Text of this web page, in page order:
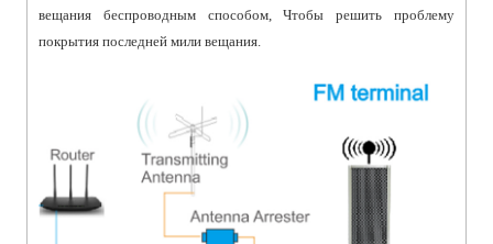
вещания беспроводным способом, Чтобы решить проблему
покрытия последней мили вещания.